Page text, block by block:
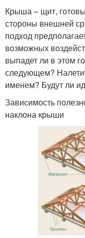
Крыша – щит,
стороны внешней
подход
возможных
выпадет ли в этом
следующем?
именем? Будут ли
Зависимость
наклона крыши